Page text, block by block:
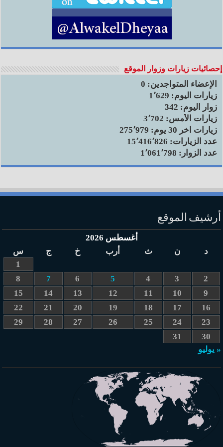
إحصائيات زيارات وزوار الموقع
الإعضاء المتواجدين: 0
زيارات اليوم: 1٬629
زوار اليوم: 342
زيارات الأمس: 3٬702
زيارات آخر 30 يوم:
275٬979
عدد الزيارات: 15٬416٬826
عدد الزوار: 1٬061٬798
أرشيف الموقع
أغسطس 2026
د
ن ث أرب خ ج
س
1
2
3
4
5
6
7
8
9
10
11
12
13
14
15
16
17
18
19
20
21
22
23
24
25
26
27
28
29
30
31
« يوليو